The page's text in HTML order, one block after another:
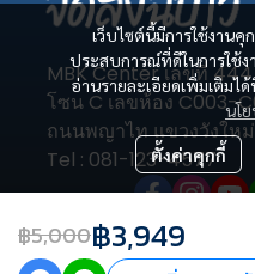
฿5,000฿3,949
เว็บไซต์นี้มีการใช้งาน
ประสบการณ์ที่ดีในการใช้ง
อ่านรายละเอียดเพิ่มเติมไ
นโ
ตั้งค่าคุกกี้
MBK Center เลขที่
โซน C เลขห้อง C003-
ถนนพญาไท แขวงวังให
Tel : 081-123-4577